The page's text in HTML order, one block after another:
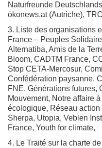
Naturfreunde
ökonews.at (Autriche),
3. Liste des organisations
France – Peuples
Alternatiba, Amis de la
Bloom, CADTM France,
Stop CETA-Mercosur,
Confédération paysanne,
FNE, Générations futures,
Mouvement, Notre affaire
écologique, Réseau
Sherpa, Utopia, Veblen
France, Youth for climate,
4. Le Traité sur la charte